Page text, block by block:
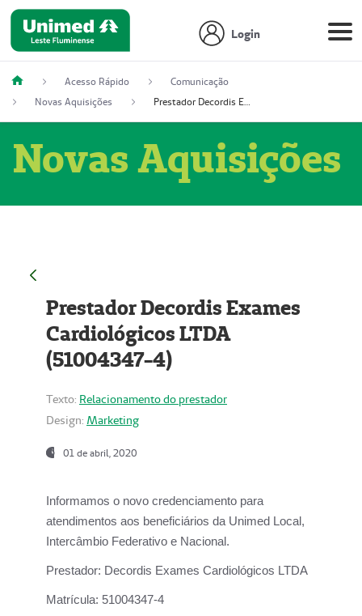
Login
Acesso Rápido
Comunicação
Novas Aquisições
Prestador Decordis Exames Cardiológicos LTDA (51004347-4)
Novas Aquisições
Prestador Decordis Exames
Cardiológicos LTDA
(51004347-4)
Texto: Relacionamento do prestador
Design: Marketing
01 de abril, 2020
Informamos o novo credenciamento para
atendimentos aos beneficiários da Unimed Local,
Intercâmbio Federativo e Nacional.
Prestador: Decordis Exames Cardiológicos LTDA
Matrícula: 51004347-4